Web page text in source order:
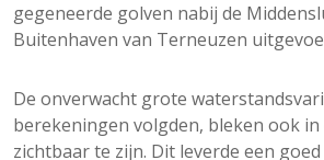
gegeneerde golven nabij de
Buitenhaven van Terneuzen
De onverwacht grote
berekeningen volgden, bleken ook
zichtbaar te zijn. Dit leverde een